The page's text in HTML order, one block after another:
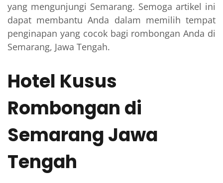
yang mengunjungi Semarang. Semoga artikel ini
dapat membantu Anda dalam memilih tempat
penginapan yang cocok bagi rombongan Anda di
Semarang, Jawa Tengah.
Hotel Kusus
Rombongan di
Semarang Jawa
Tengah